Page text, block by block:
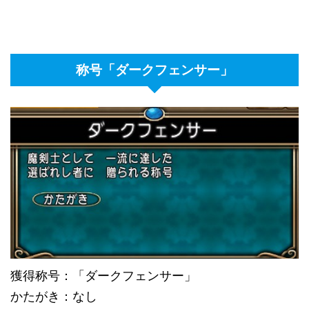
称号「ダークフェンサー」
獲得称号：「ダークフェンサー」
かたがき：なし